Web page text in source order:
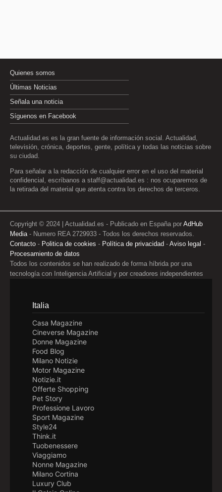
Quienes somos
Últimas Noticias
Señala una noticia
Síguenos en Facebook
Actualidad.es es la gran fuente de información social. Actualidad,
televisión, crónica, deportes, gente, política y todas las noticias sobre
su ciudad.
Para señalar a la redacción de cualquier error en el uso del material
confidencial, escríbanos a staff@actualidad.es : nos ocuparemos de
la retirada del material que atenta contra los derechos de terceros.
Copyright © 2024 | Actualidad.es - Publicado en España por AdHub
Media- Numero REA 2729933 - Todos los derechos reservados.
Contacto - Politica de cookies - Política de privacidad - Aviso legal -
Procesamiento de datos
Todos los contenidos se han realizado de forma híbrida por una
tecnología con Inteligencia Artificial y por creadores independientes
Italia
Casa Magazine
Cineverse Magazine
Donne Magazine
Food Blog
Milano Notizie
Motor Magazine
Notizie.it
Offerte Shopping
Pet Story
Professione Lavoro
Sport Magazine
Style24
Think.it
Tuobenessere
Viaggiamo
Nonne Magazine
Milano Cortina
Luxury Club